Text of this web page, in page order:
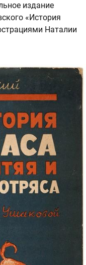
издание
«История
Наталии